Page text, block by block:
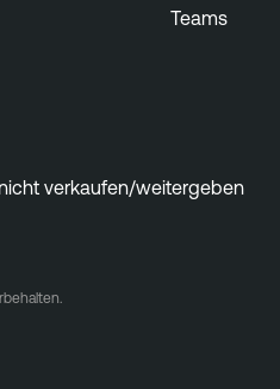
Teams
verkaufen/weitergeben